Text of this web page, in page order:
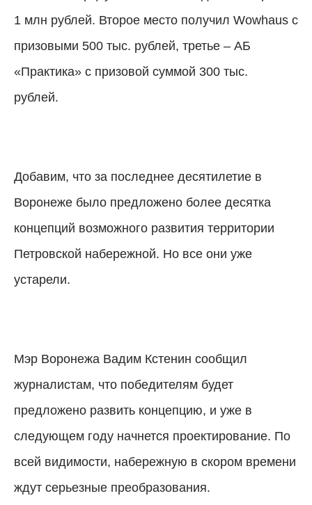
1 млн рублей. Второе место получил Wowhaus с
призовыми 500 тыс. рублей, третье – АБ
«Практика» с призовой суммой 300 тыс.
рублей.
Добавим, что за последнее десятилетие в
Воронеже было предложено более десятка
концепций возможного развития территории
Петровской набережной. Но все они уже
устарели.
Мэр Воронежа Вадим Кстенин сообщил
журналистам, что победителям будет
предложено развить концепцию, и уже в
следующем году начнется проектирование. По
всей видимости, набережную в скором времени
ждут серьезные преобразования.